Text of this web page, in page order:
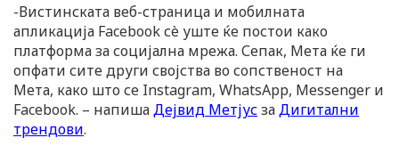
-Вистинската веб-страница и мобилната
апликација Facebook сè уште ќе постои како
платформа за социјална мрежа. Сепак, Мета ќе ги
опфати сите други својства во сопственост на
Мета, како што се Instagram, WhatsApp, Messenger и
Facebook. – напишаДејвид МетјусзаДигитални
трендови.